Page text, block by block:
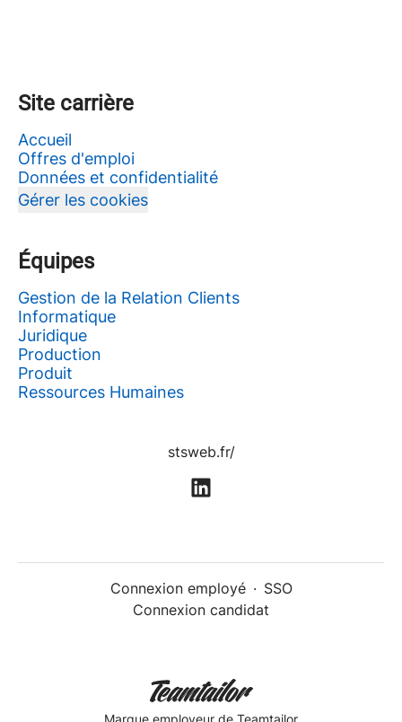
Site carrière
Accueil
Offres d'emploi
Données et confidentialité
Gérer les cookies
Équipes
Gestion de la Relation Clients
Informatique
Juridique
Production
Produit
Ressources Humaines
stsweb.fr/
Connexion employé · SSO
Connexion candidat
Marque employeur de Teamtailor